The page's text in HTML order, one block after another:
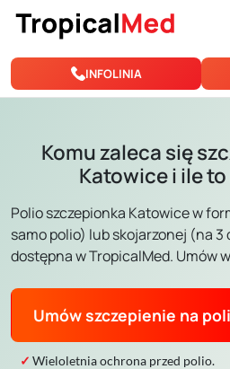
Przejdź do treści
INFOLINIA
Komu zaleca się
Katowice i ile
Polio szczepionka Katowice w
samo polio) lub skojarzonej (na
dostępna w TropicalMed. Umów
Umów szczepienie na
Wieloletnia ochrona przed polio.